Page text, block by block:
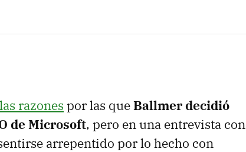
razones por las queBallmer decidió
de Microsoft, pero en una entrevista con
arrepentido por lo hecho con